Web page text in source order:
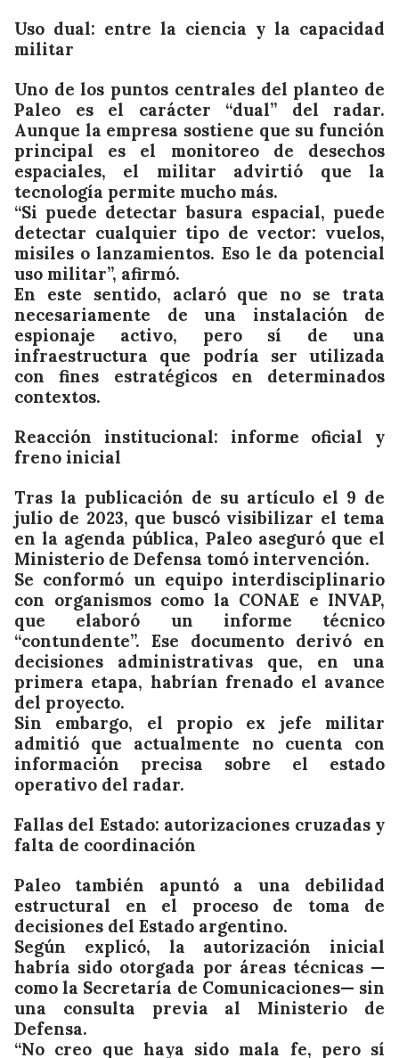
Uso dual: entre la ciencia y la capacidad
militar
Uno de los puntos centrales del planteo de
Paleo es el carácter “dual” del radar.
Aunque la empresa sostiene que su función
principal es el monitoreo de desechos
espaciales, el militar advirtió que la
tecnología permite mucho más.
“Si puede detectar basura espacial, puede
detectar cualquier tipo de vector: vuelos,
misiles o lanzamientos. Eso le da potencial
uso militar”, afirmó.
En este sentido, aclaró que no se trata
necesariamente de una instalación de
espionaje activo, pero sí de una
infraestructura que podría ser utilizada
con fines estratégicos en determinados
contextos.
Reacción institucional: informe oficial y
freno inicial
Tras la publicación de su artículo el 9 de
julio de 2023, que buscó visibilizar el tema
en la agenda pública, Paleo aseguró que el
Ministerio de Defensa tomó intervención.
Se conformó un equipo interdisciplinario
con organismos como la CONAE e INVAP,
que elaboró un informe técnico
“contundente”. Ese documento derivó en
decisiones administrativas que, en una
primera etapa, habrían frenado el avance
del proyecto.
Sin embargo, el propio ex jefe militar
admitió que actualmente no cuenta con
información precisa sobre el estado
operativo del radar.
Fallas del Estado: autorizaciones cruzadas y
falta de coordinación
Paleo también apuntó a una debilidad
estructural en el proceso de toma de
decisiones del Estado argentino.
Según explicó, la autorización inicial
habría sido otorgada por áreas técnicas —
como la Secretaría de Comunicaciones— sin
una consulta previa al Ministerio de
Defensa.
“No creo que haya sido mala fe, pero sí